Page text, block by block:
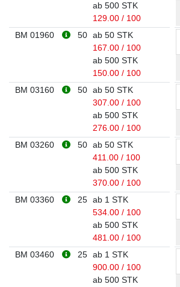
ab 500 STK
129.00 / 100
BM 01960
50 ab 50 STK
167.00 / 100
ab 500 STK
150.00 / 100
BM 03160
50 ab 50 STK
307.00 / 100
ab 500 STK
276.00 / 100
BM 03260
50 ab 50 STK
411.00 / 100
ab 500 STK
370.00 / 100
BM 03360
25 ab 1 STK
534.00 / 100
ab 500 STK
481.00 / 100
BM 03460
25 ab 1 STK
900.00 / 100
ab 500 STK